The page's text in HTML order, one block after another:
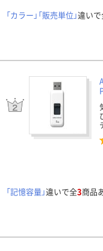
「カラー」「販売単位」違い
「記憶容量」違いで全3商品